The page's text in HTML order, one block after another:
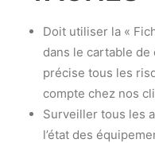
Doit utiliser la «
dans le cartable
précise tous les
compte chez nos
Surveiller tous les
l’état des